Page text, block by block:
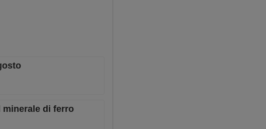
minerale di ferro